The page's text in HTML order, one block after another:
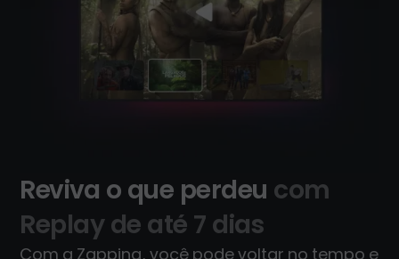
Reviva o que perdeu com
Replay de até 7 dias
Com a Zapping, você pode voltar no tempo e